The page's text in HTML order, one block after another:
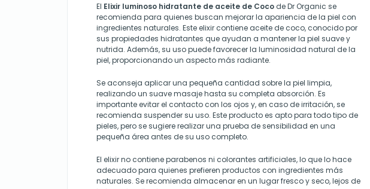
El Elixir luminoso hidratante de aceite de Coco de Dr Organic se
recomienda para quienes buscan mejorar la apariencia de la piel con
ingredientes naturales. Este elixir contiene aceite de coco, conocido por
sus propiedades hidratantes que ayudan a mantener la piel suave y
nutrida. Además, su uso puede favorecer la luminosidad natural de la
piel, proporcionando un aspecto más radiante.
Se aconseja aplicar una pequeña cantidad sobre la piel limpia,
realizando un suave masaje hasta su completa absorción. Es
importante evitar el contacto con los ojos y, en caso de irritación, se
recomienda suspender su uso. Este producto es apto para todo tipo de
pieles, pero se sugiere realizar una prueba de sensibilidad en una
pequeña área antes de su uso completo.
El elixir no contiene parabenos ni colorantes artificiales, lo que lo hace
adecuado para quienes prefieren productos con ingredientes más
naturales. Se recomienda almacenar en un lugar fresco y seco, lejos de